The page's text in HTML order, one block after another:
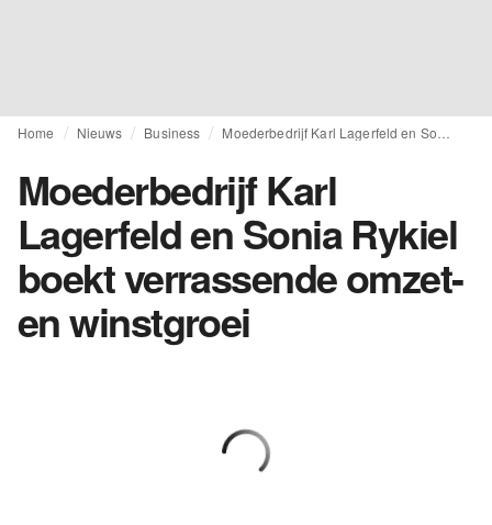
Home Nieuws Business
Moederbedrijf Karl
Lagerfeld en Sonia Rykiel
boekt verrassende omzet-
en winstgroei